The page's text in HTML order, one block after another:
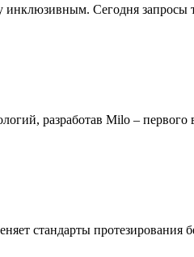
инклюзивным. Сегодня
разработав Milo –
стандарты